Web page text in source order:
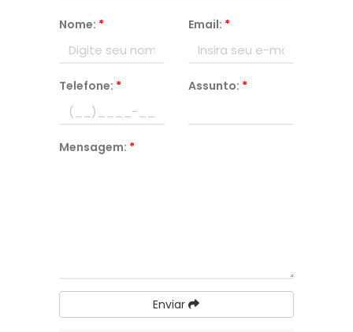
Nome: * Email: *
Telefone: * Assunto: *
Mensagem: *
Enviar